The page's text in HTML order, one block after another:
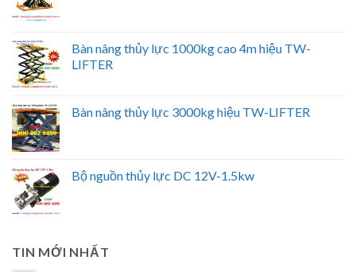
Bàn nâng thủy lực 1000kg cao 4m hiệu TW-
LIFTER
Bàn nâng thủy lực 3000kg hiệu TW-LIFTER
Bộ nguồn thủy lực DC 12V-1.5kw
TIN MỚI NHẤT